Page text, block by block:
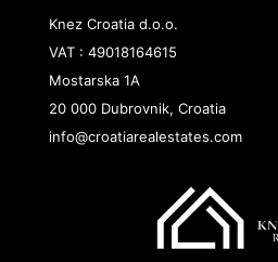
Knez Croatia d.o.o.
VAT : 49018164615
Mostarska 1A
20 000 Dubrovnik, Croatia
info@croatiarealestates.com